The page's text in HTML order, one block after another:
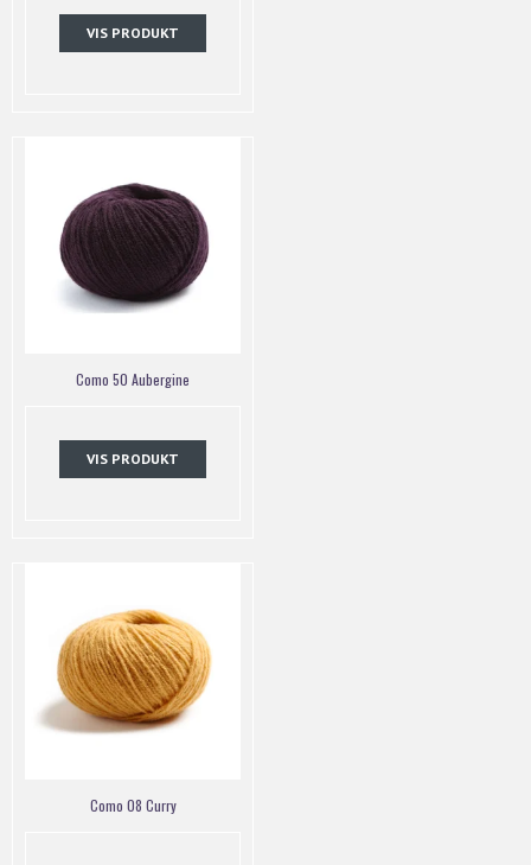
VIS PRODUKT
Como 50 Aubergine
VIS PRODUKT
Como 08 Curry